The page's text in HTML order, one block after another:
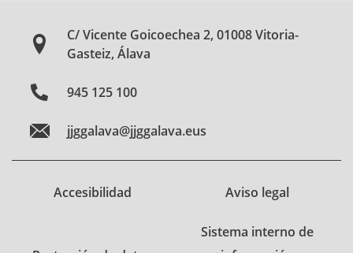
C/ Vicente Goicoechea 2, 01008 Vitoria-
Gasteiz, Álava
945 125 100
jjggalava@jjggalava.eus
Accesibilidad Aviso legal
Sistema interno de